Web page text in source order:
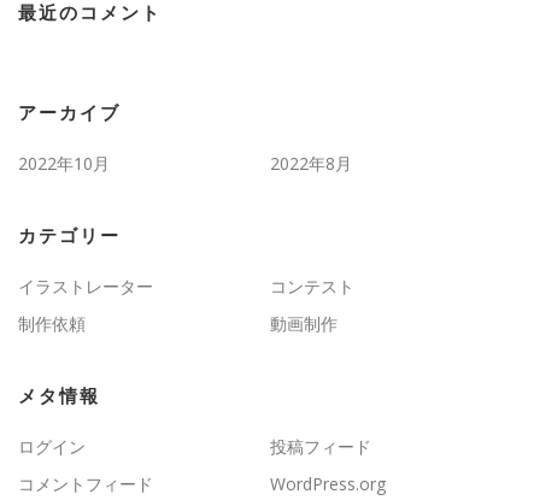
最近のコメント
アーカイブ
2022年10月 2022年8月
カテゴリー
イラストレーター
コンテスト
制作依頼
動画制作
メタ情報
ログイン
投稿フィード
コメントフィード
WordPress.org